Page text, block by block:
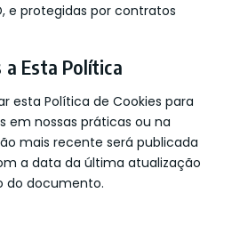
e protegidas por contratos
Esta Política
esta Política de Cookies para
em nossas práticas ou na
mais recente será publicada
a data da última atualização
do documento.